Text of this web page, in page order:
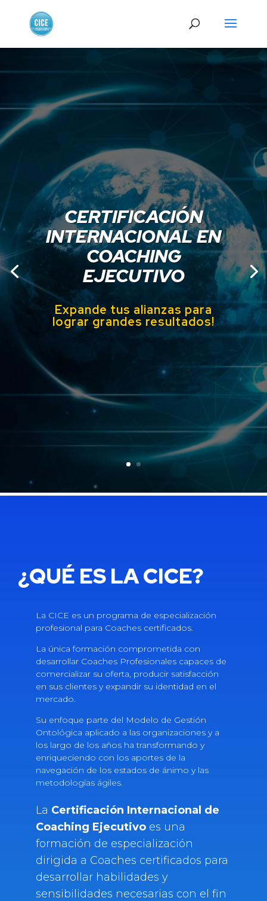
CERTIFICACIÓN
INTERNACIONAL EN
COACHING
EJECUTIVO
Expande tus alianzas para
lograr grandes resultados!
¿QUÉ ES LA CICE?
La CICE es un programa de especialización
profesional para Coaches certificados.
La única formación comprometida con
desarrollar Coaches Profesionales capaces de
comercializar su oferta, producir satisfacción
en sus clientes y expandir su identidad en el
mercado.
Su enfoque parte del Modelo de Gestión
Ontológica aplicado a las organizaciones y a
los largo de los años ha transformando y
enriqueciendo con los aportes de la
navegación de los estados de ánimo y las
metodologías ágiles.
La Certificación Internacional de
Coaching Ejecutivo es una
formación de especialización
dirigida a Coaches certificados para
desarrollar habilidades y
sensibilidades necesarias con el fin